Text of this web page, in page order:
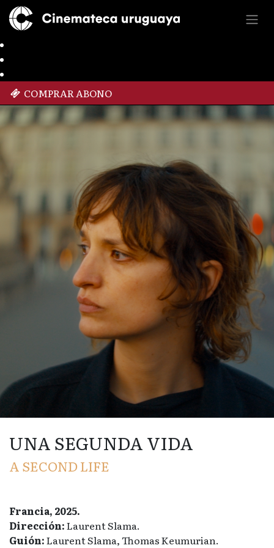
COMPRAR ABONO
UNA SEGUNDA VIDA
A SECOND LIFE
Francia, 2025.
Dirección:Laurent Slama.
Guión:Laurent Slama, Thomas Keumurian.